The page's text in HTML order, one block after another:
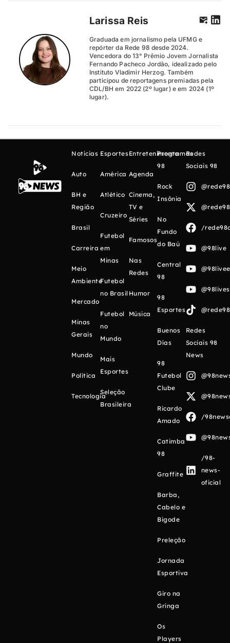
Larissa Reis
Graduada em jornalismo pela UFMG e
repórter da Rede 98 desde 2024.
Vencedora do 13° Prêmio Jovem Jornalista
Fernando Pacheco Jordão, idealizado pelo
Instituto Vladimir Herzog. Também
participou de reportagens premiadas pela
CDL/BH em 2022 (2º lugar) e em 2024 (1º
lugar).
Notícias
Auto
BH e
Região
Brasil
Carreira
Meio
Ambiente
Mercado
Minas
Gerais
Mundo
Política
Tecnologia
Esportes
América
Atlético
Cruzeiro
Futebol
em
Minas
Futebol
no Brasil
Futebol
no
Mundo
Mais
Esportes
Seleção
Brasileira
Entretenimento
Agenda
Cinema,
TV e
Séries
Famosos
Nas
Redes
Humor
Música
Programas
98
Rock
Insônia
No
Fundo
do Baú
Central
98
98
Esportes
Buenos
Días
98
Futebol
Clube
Ricardo
Amado
Catimba
98
Graffite
Barba,
Cabelo e
Bigode
Preleção
Jornada
Esportiva
Giro na
Gringa
Os
Players
Redes
Sociais 98
/
@98live
Redes
Sociais 98
News
/
/98-
news-
oficial